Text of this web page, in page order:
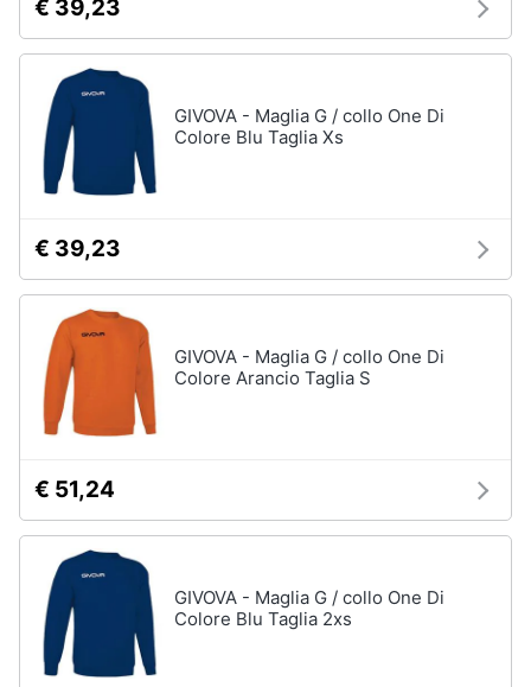
€ 39,23
GIVOVA - Maglia G / collo One Di
Colore Blu Taglia Xs
€ 39,23
GIVOVA - Maglia G / collo One Di
Colore Arancio Taglia S
€ 51,24
GIVOVA - Maglia G / collo One Di
Colore Blu Taglia 2xs